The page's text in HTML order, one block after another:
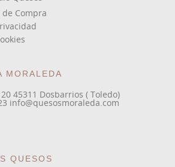
Compra
MORALEDA
45311 Dosbarrios ( Toledo)
info@quesosmoraleda.com
QUESOS